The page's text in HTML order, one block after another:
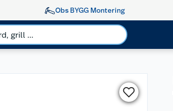
Obs BYGG Montering